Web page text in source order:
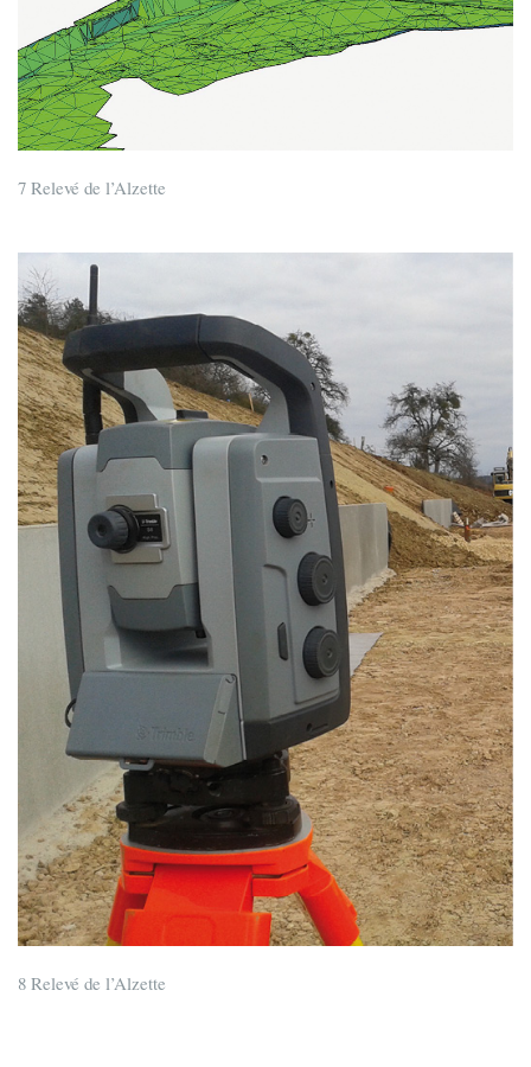
7 Relevé de l’Alzette
8 Relevé de l’Alzette